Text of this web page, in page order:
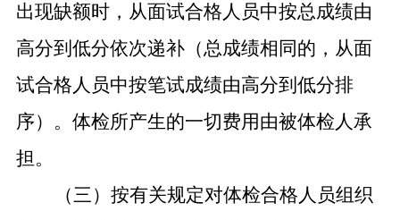
出现缺额时，从面试合格人员中按总成绩由
高分到低分依次递补（总成绩相同的，从面
试合格人员中按笔试成绩由高分到低分排
序）。体检所产生的一切费用由被体检人承
担。
（三）按有关规定对体检合格人员组织